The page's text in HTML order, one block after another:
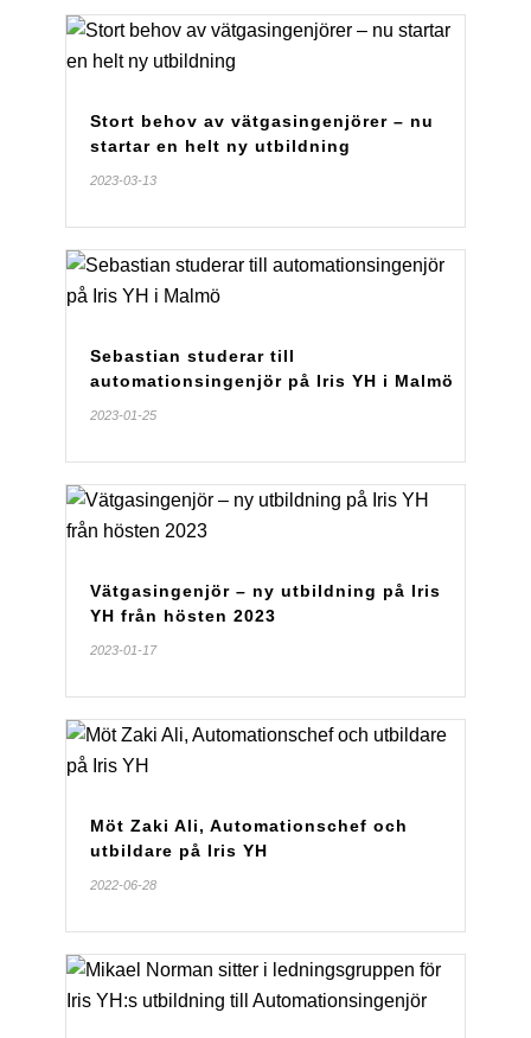
Stort behov av vätgasingenjörer – nu
startar en helt ny utbildning
2023-03-13
Sebastian studerar till
automationsingenjör på Iris YH i Malmö
2023-01-25
Vätgasingenjör – ny utbildning på Iris
YH från hösten 2023
2023-01-17
Möt Zaki Ali, Automationschef och
utbildare på Iris YH
2022-06-28